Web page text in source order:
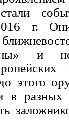
г. Они
и
этого
в